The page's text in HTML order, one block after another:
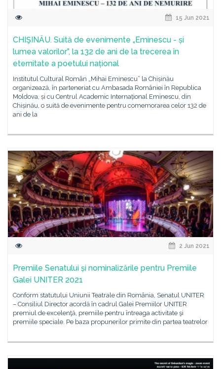
15 Jun 2021
CHIŞINĂU. Suită de evenimente „Eminescu - și
lumea valorilor”, la 132 de ani de la trecerea în
eternitate a poetului național
Institutul Cultural Român „Mihai Eminescu” la Chișinău
organizează, în parteneriat cu Ambasada României în Republica
Moldova, și cu Centrul Academic Internațional Eminescu, din
Chișinău, o suită de evenimente pentru comemorarea celor 132 de
ani de la
2 Jun 2021
Premiile Senatului și nominalizările pentru Premiile
Galei UNITER 2021
Conform statutului Uniunii Teatrale din România, Senatul UNITER
– Consiliul Director acordă în cadrul Galei Premiilor UNITER
premiul de excelenţă, premiile pentru întreaga activitate şi
premiile speciale. Pe baza propunerilor primite din partea teatrelor